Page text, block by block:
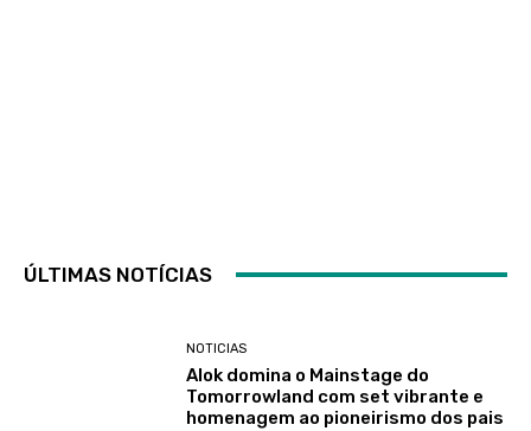
ÚLTIMAS NOTÍCIAS
NOTICIAS
Alok domina o Mainstage do
Tomorrowland com set vibrante e
homenagem ao pioneirismo dos pais